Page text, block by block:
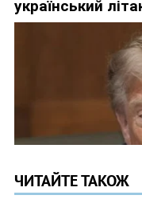
ЧИТАЙТЕ ТАКОЖ